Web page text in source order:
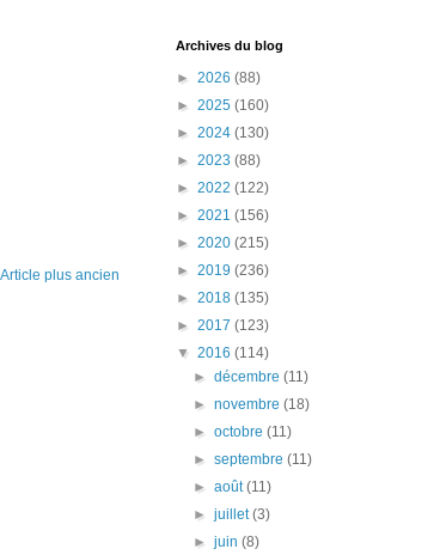
Article plus ancien
Archives du blog
► 2026 (88)
► 2025 (160)
► 2024 (130)
► 2023 (88)
► 2022 (122)
► 2021 (156)
► 2020 (215)
► 2019 (236)
► 2018 (135)
► 2017 (123)
▼ 2016 (114)
►décembre(11)
►novembre(18)
►octobre(11)
►septembre(11)
►août(11)
►juillet(3)
►juin(8)